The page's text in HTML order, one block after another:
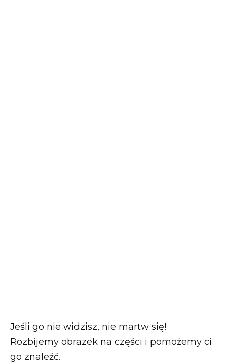
Jeśli go nie widzisz, nie martw się!
Rozbijemy obrazek na części i pomożemy ci
go znaleźć.